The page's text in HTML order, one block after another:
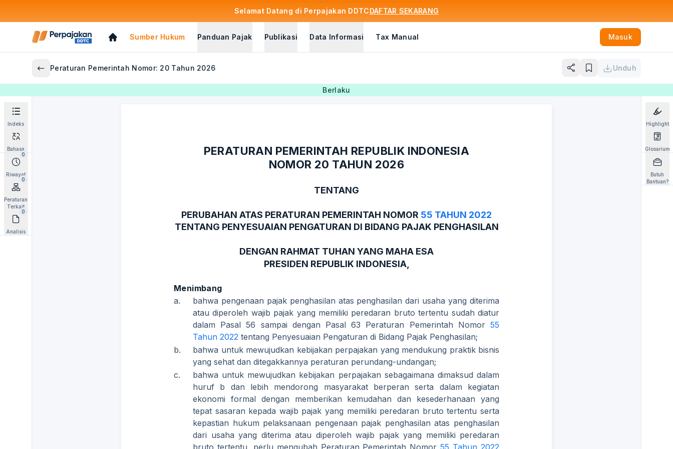
Selamat Datang di Perpajakan DDTCDAFTAR SEKARANG
Sumber Hukum Panduan Pajak Publikasi Data Informasi Tax Manual Masuk
Peraturan Pemerintah Nomor: 20 Tahun 2026 Unduh
Berlaku
Indeks
Bahasa
0
Riwayat
0
Peraturan
Terkait
0
Analisis
PERATURAN PEMERINTAH REPUBLIK INDONESIA
NOMOR 20 TAHUN 2026
TENTANG
PERUBAHAN ATAS PERATURAN PEMERINTAH NOMOR 55 TAHUN 2022
TENTANG PENYESUAIAN PENGATURAN DI BIDANG PAJAK PENGHASILAN
DENGAN RAHMAT TUHAN YANG MAHA ESA
PRESIDEN REPUBLIK INDONESIA,
Menimbang
a.
bahwa pengenaan pajak penghasilan atas penghasilan dari usaha yang diterima
atau diperoleh wajib pajak yang memiliki peredaran bruto tertentu sudah diatur
dalam Pasal 56 sampai dengan Pasal 63 Peraturan Pemerintah Nomor 55
Tahun 2022 tentang Penyesuaian Pengaturan di Bidang Pajak Penghasilan;
b.
bahwa untuk mewujudkan kebijakan perpajakan yang mendukung praktik bisnis
yang sehat dan ditegakkannya peraturan perundang-undangan;
c.
bahwa untuk mewujudkan kebijakan perpajakan sebagaimana dimaksud dalam
huruf b dan lebih mendorong masyarakat berperan serta dalam kegiatan
ekonomi formal dengan memberikan kemudahan dan kesederhanaan yang
tepat sasaran kepada wajib pajak yang memiliki peredaran bruto tertentu serta
kepastian hukum pelaksanaan pengenaan pajak penghasilan atas penghasilan
dari usaha yang diterima atau diperoleh wajib pajak yang memiliki peredaran
Highlight
Glosarium
Butuh
Bantuan?